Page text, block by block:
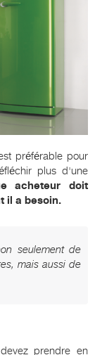
préférable pour
plus d'une
acheteur doit
il a besoin.
seulement de
mais aussi de
prendre en